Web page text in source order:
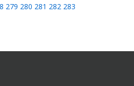
279 280 281 282 283